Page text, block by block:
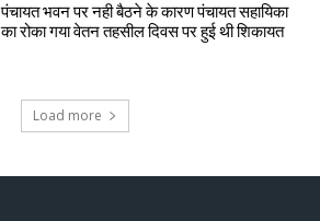
पंचायत भवन पर नही बैठने के कारण पंचायत सहायिका
का रोका गया वेतन तहसील दिवस पर हुई थी शिकायत
Load more